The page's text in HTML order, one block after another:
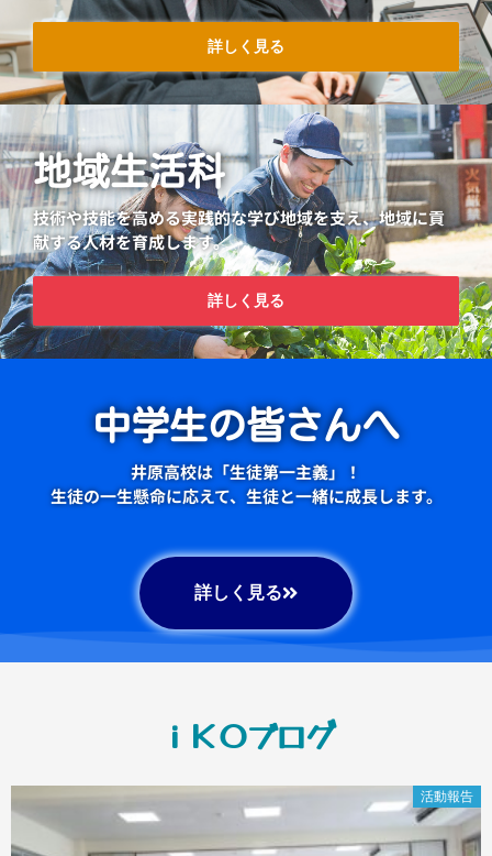
詳しく見る
地域生活科
技術や技能を高める実践的な学び地域を支え、地域に貢
献する人材を育成します。
詳しく見る
中学生の皆さんへ
井原高校は「生徒第一主義」！
生徒の一生懸命に応えて、生徒と一緒に成長します。
詳しく見る
ｉＫＯブログ
活動報告